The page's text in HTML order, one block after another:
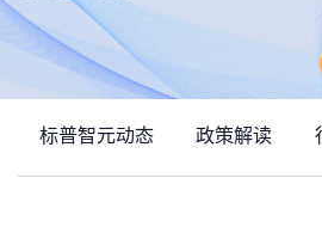
标普智元动态 政策解读